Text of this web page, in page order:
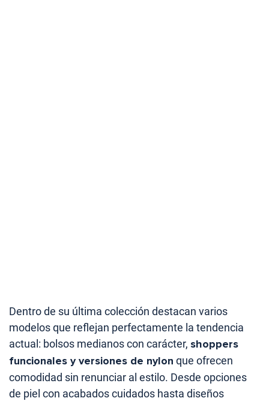
Dentro de su última colección destacan varios
modelos que reflejan perfectamente la tendencia
actual: bolsos medianos con carácter, shoppers
funcionales y versiones de nylon que ofrecen
comodidad sin renunciar al estilo. Desde opciones
de piel con acabados cuidados hasta diseños